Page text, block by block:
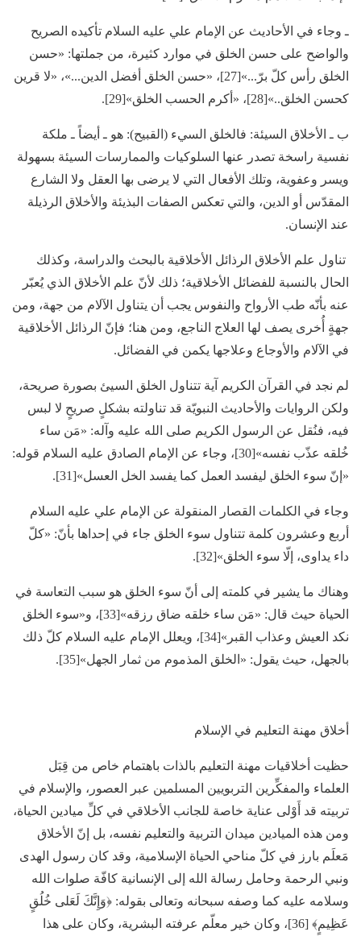
ـ وجاء في الأحاديث عن الإمام علي عليه السلام تأكيده الصريح
والواضح على حسن الخلق في موارد كثيرة، من جملتها: «حسن
الخلق رأس كلّ برّ...»[27]، «حسن الخلق أفضل الدين...»، «لا قرين
كحسن الخلق..»[28]، «أكرم الحسب الخلق»[29].
ب ـ الأخلاق السيئة: فالخلق السيء (القبيح): هو ـ أيضاً ـ ملكة
نفسية راسخة تصدر عنها السلوكيات والممارسات السيئة بسهولة
ويسر وعفوية، وتلك الأفعال التي لا يرضى بها العقل ولا الشارع
المقدّس أو الدين، والتي تعكس الصفات البذيئة والأخلاق الرذيلة
عند الإنسان.
تناول علم الأخلاق الرذائل الأخلاقية بالبحث والدراسة، وكذلك
الحال بالنسبة للفضائل الأخلاقية؛ ذلك لأنّ علم الأخلاق الذي يُعبّر
عنه بأنّه طب الأرواح والنفوس يجب أن يتناول الآلام من جهة، ومن
جهةٍ أُخرى يصف لها العلاج الناجع، ومن هنا؛ فإنّ الرذائل الأخلاقية
في الآلام والأوجاع وعلاجها يكمن في الفضائل.
لم نجد في القرآن الكريم آية تتناول الخلق السيئ بصورة صريحة،
ولكن الروايات والأحاديث النبويّة قد تناولته بشكلٍ صريحٍ لا لبس
فيه، فنُقل عن الرسول الكريم صلى الله عليه وآله: «مَن ساء
خُلقه عذّب نفسه»[30]، وجاء عن الإمام الصادق عليه السلام قوله:
«إنّ سوء الخلق ليفسد العمل كما يفسد الخل العسل»[31].
وجاء في الكلمات القصار المنقولة عن الإمام علي عليه السلام
أربع وعشرون كلمة تتناول سوء الخلق جاء في إحداها بأنّ: «كلّ
داء يداوى، إلّا سوء الخلق»[32].
وهناك ما يشير في كلمته إلى أنّ سوء الخلق هو سبب التعاسة في
الحياة حيث قال: «مَن ساء خلقه ضاق رزقه»[33]، و«سوء الخلق
نكد العيش وعذاب القبر»[34]، ويعلل الإمام عليه السلام كلّ ذلك
بالجهل، حيث يقول: «الخلق المذموم من ثمار الجهل»[35].
أخلاق مهنة التعليم في الإسلام
حظيت أخلاقيات مهنة التعليم بالذات باهتمام خاص من قِبَل
العلماء والمفكِّرين التربويين المسلمين عبر العصور، والإسلام في
تربيته قد أَوْلى عناية خاصة للجانب الأخلاقي في كلِّ ميادين الحياة،
ومن هذه الميادين ميدان التربية والتعليم نفسه، بل إنّ الأخلاق
مَعلَم بارز في كلّ مناحي الحياة الإسلامية، وقد كان رسول الهدى
ونبي الرحمة وحامل رسالة الله إلى الإنسانية كافّة صلوات الله
وسلامه عليه كما وصفه سبحانه وتعالى بقوله: ﴿وَإِنَّكَ لَعَلى خُلُقٍ
عَظِيمٍ﴾ [36]، وكان خير معلّم عرفته البشرية، وكان على هذا